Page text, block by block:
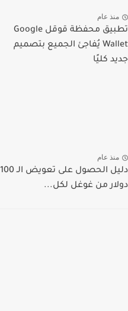
منذ عام
تطبيق محفظة قوقل Google
Wallet يُفاجئ الجميع بتصميم
جديد كليًا
منذ عام
دليل الحصول على تعويض الـ 100
دولار من غوغل لكل...